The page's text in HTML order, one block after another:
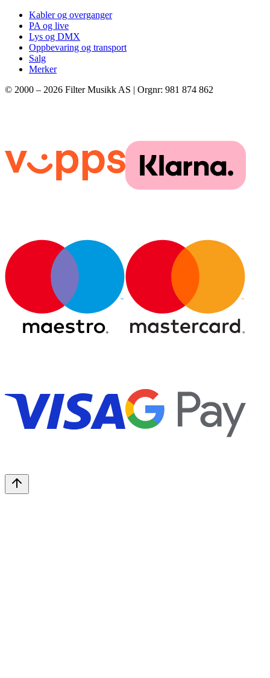
Kabler og overganger
PA og live
Lys og DMX
Oppbevaring og transport
Salg
Merker
© 2000 – 2026 Filter Musikk AS | Orgnr: 981 874 862